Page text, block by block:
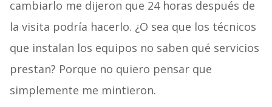
cambiarlo me dijeron que 24 horas después de
la visita podría hacerlo. ¿O sea que los técnicos
que instalan los equipos no saben qué servicios
prestan? Porque no quiero pensar que
simplemente me mintieron.